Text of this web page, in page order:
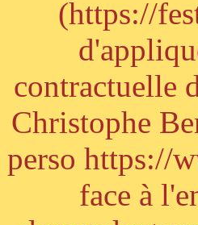
(https://
contractuelle
Christophe
perso https://
face à